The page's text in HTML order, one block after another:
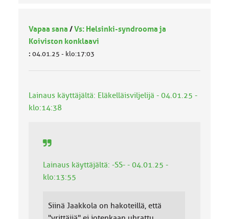
Vapaa sana /Vs: Helsinki-syndrooma ja
Koiviston konklaavi
: 04.01.25 - klo:17:03
Lainaus käyttäjältä: Eläkelläisviljelijä - 04.01.25 -
klo:14:38
Lainaus käyttäjältä: -SS- - 04.01.25 -
klo:13:55
Siinä Jaakkola on hakoteillä, että